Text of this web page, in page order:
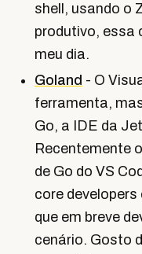
shell, usando o
produtivo, essa
meu dia.
Goland - O
ferramenta,
Go, a IDE da
Recentemente
de Go do VS
core
que em breve
cenário. Gosto